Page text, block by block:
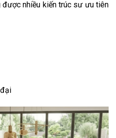
nhiều kiến trúc sư ưu tiên